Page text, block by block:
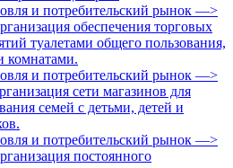
и потребительский рынок —>
обеспечения торговых
туалетами общего пользования,
комнатами.
и потребительский рынок —>
сети магазинов для
семей с детьми, детей и
и потребительский рынок —>
постоянного